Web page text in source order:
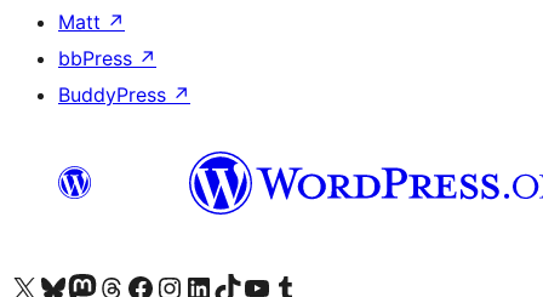
Matt ↗
bbPress ↗
BuddyPress ↗
Besök vår X-konto (f.d. Twitter)
Besök vårt Bluesky-konto
Besök vårt Mastodon-konto
Besök vårt Thread-konto
Besök vår Facebook-sidaBesök vårt Instagram-konto
Besök vårt LinkedIn-konto
Besök vårt TikTok-konto
Besök vår YouTube-kanalBesök vårt Tumblr-konto